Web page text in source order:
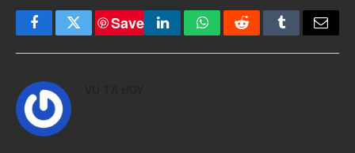
FacebookTwitter
Save
LinkedInWhatsAppRedditTumblrEmail